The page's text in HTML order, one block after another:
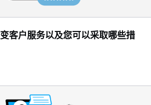
客户服务以及您可以采取哪些措